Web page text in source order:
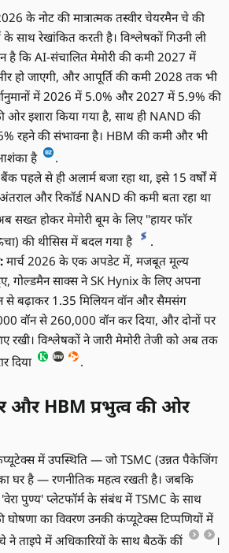
के नोट की मात्रात्मक तस्वीर चेयरमैन चे की
साथ रेखांकित करती है। विश्लेषकों गिउनी ली
है कि AI-संचालित मेमोरी की कमी 2027 में
हो जाएगी, और आपूर्ति की कमी 2028 तक भी
में 2026 में 5.0% और 2027 में 5.9% की
ओर इशारा किया गया है, साथ ही NAND की
रहने की संभावना है। HBM की कमी और भी
है
.
पहले से ही अलार्म बजा रहा था, इसे 15 वर्षों में
और रिकॉर्ड NAND की कमी बता रहा था
सख्त होकर मेमोरी बूम के लिए "हायर फॉर
की थीसिस में बदल गया है
.
मार्च 2026 के एक अपडेट में, मजबूत मूल्य
हुए, गोल्डमैन साक्स ने SK Hynix के लिए अपना
से बढ़ाकर 1.35 मिलियन वॉन और सैमसंग
वॉन से 260,000 वॉन कर दिया, और दोनों पर
रखी। विश्लेषकों ने जारी मेमोरी तेजी को अब तक
दिया
.
और HBM प्रभुत्व की ओर
में उपस्थिति — जो TSMC (उन्नत पैकेजिंग
घर है — रणनीतिक महत्व रखती है। जबकि
पुण्य' प्लेटफॉर्म के संबंध में TSMC के साथ
घोषणा का विवरण उनकी कंप्यूटेक्स टिप्पणियों में
ने ताइपे में अधिकारियों के साथ बैठकें कीं
।